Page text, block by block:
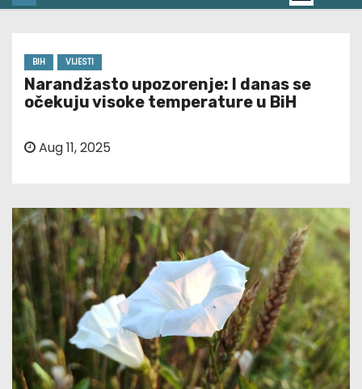
BIH VIJESTI
Narandžasto upozorenje: I danas se
očekuju visoke temperature u BiH
Aug 11, 2025